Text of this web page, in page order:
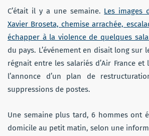
C’était il y a une semaine. Les images
Xavier Broseta, chemise arrachée,
échapper à la violence de quelques
du pays. L’événement en disait long sur
régnait entre les salariés d’Air France
l’annonce d’un plan de
suppressions de postes.
Une semaine plus tard, 6 hommes ont
domicile au petit matin, selon une